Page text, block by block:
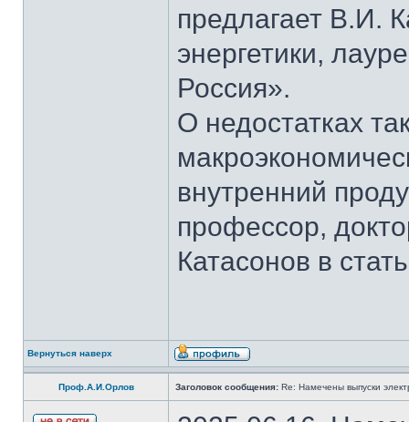
предлагает В.И.
энергетики,
Россия».
О недостатках
внутренний
профессор,
Катасонов в
Вернуться наверх
Проф.А.И.Орлов Заголовок сообщения: Re: Намечены выпуски